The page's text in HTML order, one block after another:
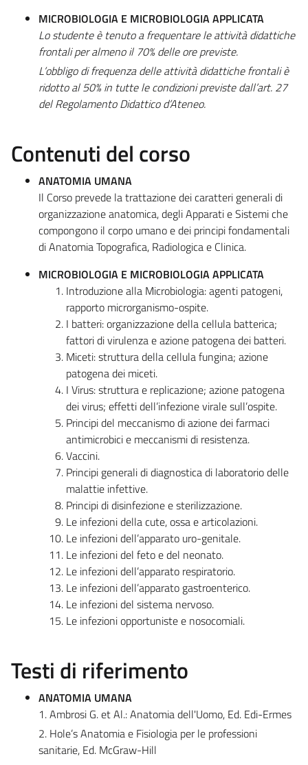
MICROBIOLOGIA E MICROBIOLOGIA APPLICATA
Lo studente è tenuto a frequentare le attività didattiche
frontali per almeno il 70% delle ore previste.
L’obbligo di frequenza delle attività didattiche frontali è
ridotto al 50% in tutte le condizioni previste dall’art. 27
del Regolamento Didattico d’Ateneo.
Contenuti del corso
ANATOMIA UMANA
Il Corso prevede la trattazione dei caratteri generali di
organizzazione anatomica, degli Apparati e Sistemi che
compongono il corpo umano e dei principi fondamentali
di Anatomia Topografica, Radiologica e Clinica.
MICROBIOLOGIA E MICROBIOLOGIA APPLICATA
Introduzione alla Microbiologia: agenti patogeni,
rapporto microrganismo-ospite.
I batteri: organizzazione della cellula batterica;
fattori di virulenza e azione patogena dei batteri.
Miceti: struttura della cellula fungina; azione
patogena dei miceti.
I Virus: struttura e replicazione; azione patogena
dei virus; effetti dell’infezione virale sull’ospite.
Principi del meccanismo di azione dei farmaci
antimicrobici e meccanismi di resistenza.
Vaccini.
Principi generali di diagnostica di laboratorio delle
malattie infettive.
Principi di disinfezione e sterilizzazione.
Le infezioni della cute, ossa e articolazioni.
Le infezioni dell’apparato uro-genitale.
Le infezioni del feto e del neonato.
Le infezioni dell’apparato respiratorio.
Le infezioni dell’apparato gastroenterico.
Le infezioni del sistema nervoso.
Le infezioni opportuniste e nosocomiali.
Testi di riferimento
ANATOMIA UMANA
1. Ambrosi G. et Al.: Anatomia dell'Uomo, Ed. Edi-Ermes
2. Hole’s Anatomia e Fisiologia per le professioni
sanitarie, Ed. McGraw-Hill